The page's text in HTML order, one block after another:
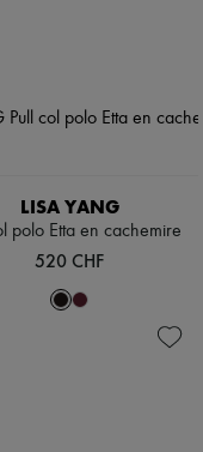
LISA YANG
polo Etta en cachemire
520 CHF